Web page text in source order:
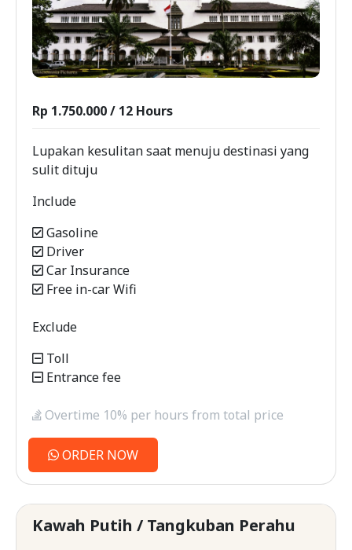
Rp 1.750.000 / 12 Hours
Lupakan kesulitan saat menuju destinasi yang
sulit dituju
Include
Gasoline
Driver
Car Insurance
Free in-car Wifi
Exclude
Toll
Entrance fee
Overtime 10% per hours from total price
ORDER NOW
Kawah Putih / Tangkuban Perahu